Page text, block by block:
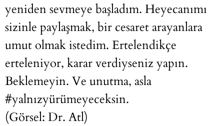
yeniden sevmeye başladım. Heyecanımı
sizinle paylaşmak, bir cesaret arayanlara
umut olmak istedim. Ertelendikçe
erteleniyor, karar verdiyseniz yapın.
Beklemeyin. Ve unutma, asla
#yalnızyürümeyeceksin.
(Görsel: Dr. Atl)